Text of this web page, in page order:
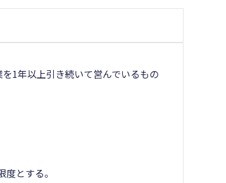
1年以上引き続いて営んでいるもの
とする。